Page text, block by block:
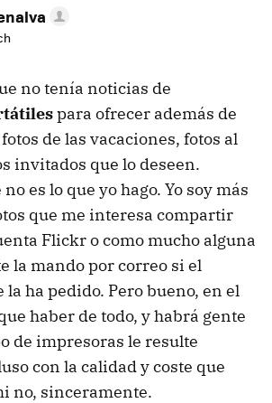
no tenía noticias de
para ofrecer además de
de las vacaciones, fotos al
invitados que lo deseen.
es lo que yo hago. Yo soy más
que me interesa compartir
Flickr o como mucho alguna
la mando por correo si el
ha pedido. Pero bueno, en el
haber de todo, y habrá gente
de impresoras le resulte
con la calidad y coste que
no, sinceramente.